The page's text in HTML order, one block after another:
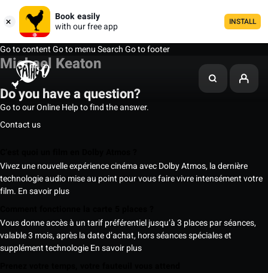
Book easily
with our free app
INSTALL
Go to contentGo to menuSearchGo to footer
Michael Keaton
Do you have a question?
Go to our Online Help to find the answer.
Contact us
Vivez une nouvelle expérience cinéma avec Dolby Atmos, la dernière
technologie audio mise au point pour vous faire vivre intensément votre
film. En savoir plus
Vous donne accès à un tarif préférentiel jusqu’à 3 places par séances,
valable 3 mois, après la date d’achat, hors séances spéciales et
supplément technologieEn savoir plus